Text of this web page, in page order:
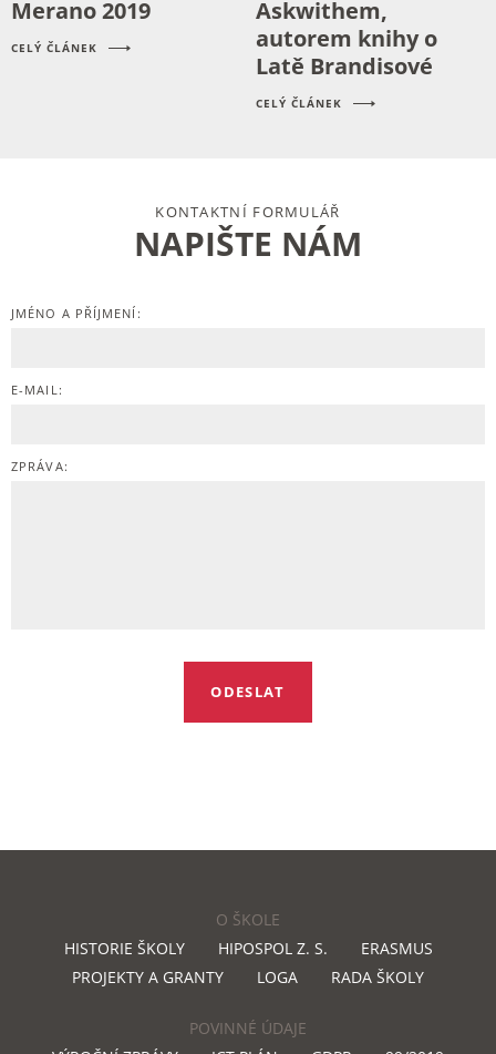
Merano 2019
CELÝ ČLÁNEK
Askwithem,
autorem knihy o
Latě Brandisové
CELÝ ČLÁNEK
NAPIŠTE NÁM
KONTAKTNÍ FORMULÁŘ
JMÉNO A PŘÍJMENÍ:
E-MAIL:
ZPRÁVA:
O ŠKOLE
HISTORIE ŠKOLY
HIPOSPOL Z. S.
ERASMUS
PROJEKTY A GRANTY
LOGA RADA ŠKOLY
POVINNÉ ÚDAJE